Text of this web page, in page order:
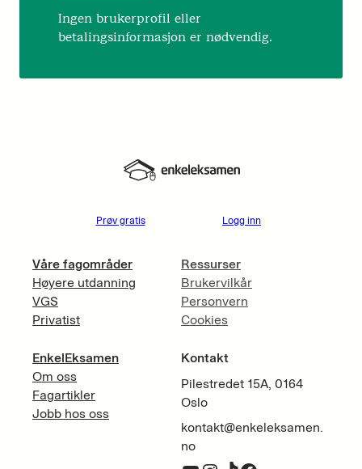
Ingen brukerprofil eller
betalingsinformasjon er nødvendig.
Prøv gratis Logg inn
Våre fagområder
Høyere utdanning
VGS
Privatist
EnkelEksamen
Om oss
Fagartikler
Jobb hos oss
Ressurser
Brukervilkår
Personvern
Cookies
Kontakt
Pilestredet 15A, 0164
Oslo
kontakt@enkeleksamen.
no